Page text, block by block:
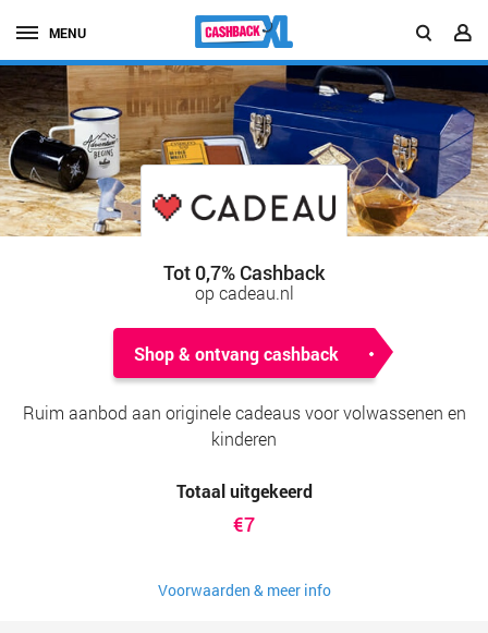
MENU
Tot 0,7% Cashback
op cadeau.nl
Shop & ontvang cashback
Ruim aanbod aan originele cadeaus voor volwassenen en
kinderen
Totaal uitgekeerd
€7
Voorwaarden & meer info